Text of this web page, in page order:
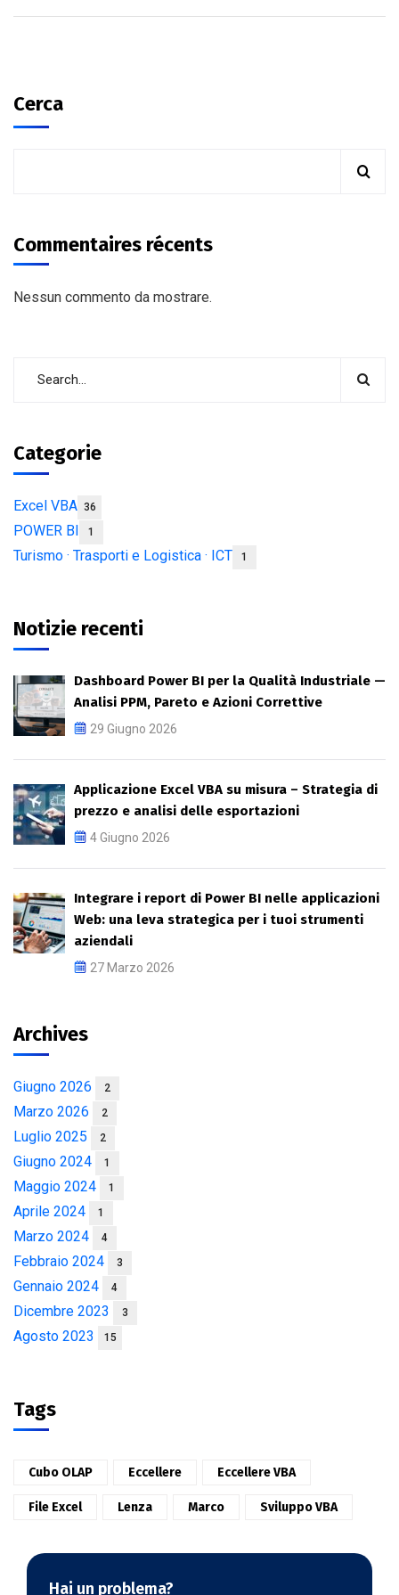
Cerca
Commentaires récents
Nessun commento da mostrare.
Categorie
Excel VBA 36
POWER BI 1
Turismo · Trasporti e Logistica · ICT 1
Notizie recenti
Dashboard Power BI per la Qualità Industriale —
Analisi PPM, Pareto e Azioni Correttive
29 Giugno 2026
Applicazione Excel VBA su misura – Strategia di
prezzo e analisi delle esportazioni
4 Giugno 2026
Integrare i report di Power BI nelle applicazioni
Web: una leva strategica per i tuoi strumenti
aziendali
27 Marzo 2026
Archives
Giugno 2026 2
Marzo 2026 2
Luglio 2025 2
Giugno 2024 1
Maggio 2024 1
Aprile 2024 1
Marzo 2024 4
Febbraio 2024 3
Gennaio 2024 4
Dicembre 2023 3
Agosto 2023 15
Tags
Cubo OLAP Eccellere Eccellere VBA
File Excel Lenza Marco Sviluppo VBA
Hai un problema?